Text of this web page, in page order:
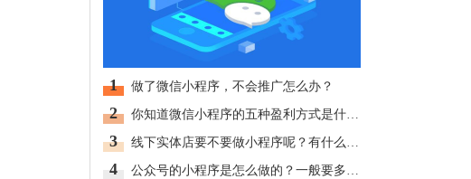
1 做了微信小程序，不会推广怎么办？
2
3
4